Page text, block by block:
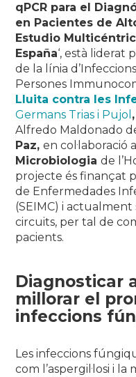
qPCR para el
en Pacientes de
Estudio
España‘, està liderat
de la línia
Persones
Lluita contra les
Germans Trias i Pujol ,
Alfredo Maldonado
Paz,en col·laboració
Microbiologiade
projecte és finançat
de Enfermedades
(SEIMC) i
circuits, per tal de
pacients.
Diagnosticar
millorar el
infeccions
Les infeccions
com l’aspergil·losi i